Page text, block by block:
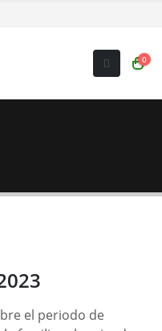
0
el periodo de